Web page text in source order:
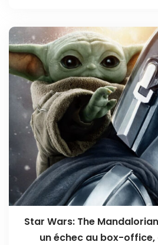
Star Wars: The
un échec au box-